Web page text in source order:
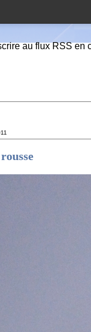
au flux RSS en